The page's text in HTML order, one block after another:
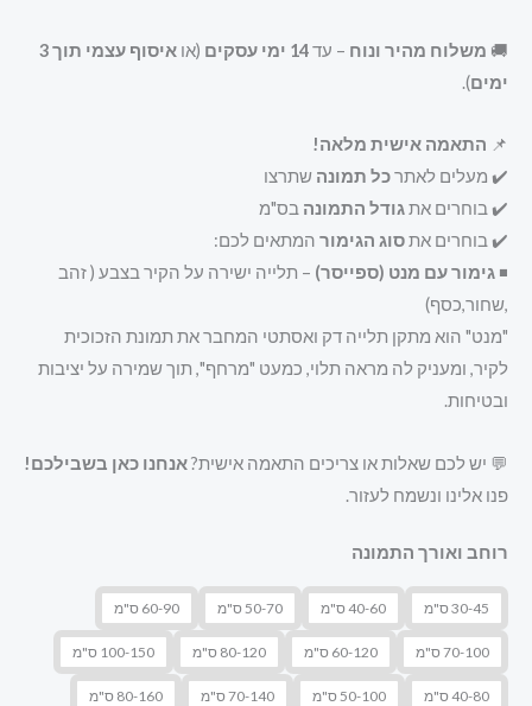
🚚 משלוח מהיר ונוח – עד14 ימי עסקים (או
איסוף עצמי תוך 3
ימים).
📌 התאמה אישית מלאה!
✔️ מעלים לאתרכל תמונה שתרצו
✔️ בוחרים אתגודל התמונה בס"מ
✔️ בוחרים אתסוג הגימור המתאים לכם:
◾ גימור עם מנט (ספייסר) – תלייה ישירה על הקיר בצבע ( זהב
,שחור,כסף)
"מנט" הוא מתקן תלייה דק ואסתטי המחבר את תמונת הזכוכית
לקיר, ומעניק לה מראה תלוי, כמעט "מרחף", תוך שמירה על יציבות
ובטיחות.
💬 יש לכם שאלות או צריכים התאמה אישית?אנחנו כאן בשבילכם!
פנו אלינו ונשמח לעזור.
רוחב ואורך התמונה
30-45 ס"מ 40-60 ס"מ 50-70 ס"מ 60-90 ס"מ
70-100 ס"מ 60-120 ס"מ 80-120 ס"מ 100-150 ס"מ
40-80 ס"מ 50-100 ס"מ 70-140 ס"מ 80-160 ס"מ